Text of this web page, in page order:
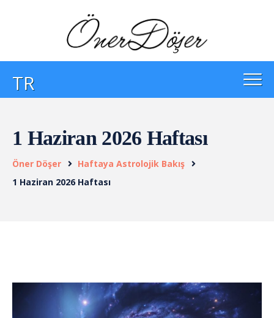
TR
1 Haziran 2026 Haftası
Öner Döşer
Haftaya Astrolojik Bakış
1 Haziran 2026 Haftası